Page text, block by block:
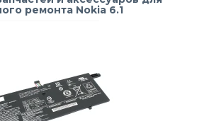
ремонта Nokia 6.1